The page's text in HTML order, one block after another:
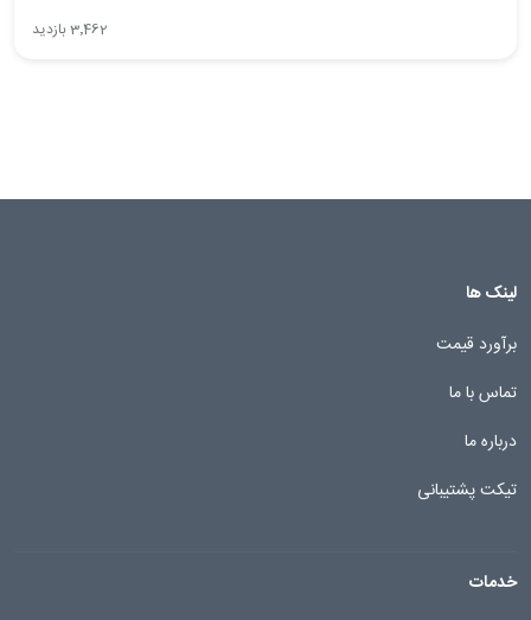
3٬462 بازدید
لینک ها
برآورد قیمت
تماس با ما
درباره ما
تیکت پشتیبانی
خدمات